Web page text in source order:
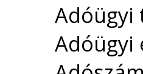
Adóügyi
Adóügyi